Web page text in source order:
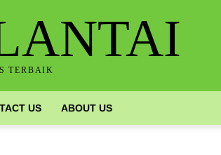
TERBAIK
US ABOUT US